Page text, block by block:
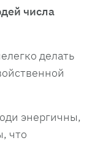
числа
делать
энергичны,
что